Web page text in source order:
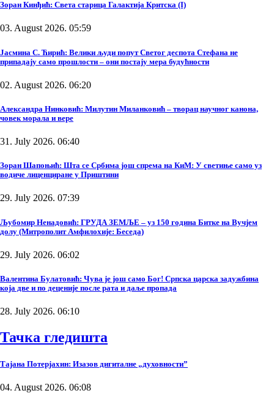
Зоран Кинђић: Света старица Галактија Критска (I)
03. August 2026. 05:59
Јасмина С. Ћирић: Велики људи попут Светог деспота Стефана не
припадају само прошлости – они постају мера будућности
02. August 2026. 06:20
Александра Нинковић: Милутин Миланковић – творац научног канона,
човек морала и вере
31. July 2026. 06:40
Зоран Шапоњић: Шта се Србима још спрема на КиМ: У светиње само уз
водиче лиценциране у Приштини
29. July 2026. 07:39
Љубомир Ненадовић: ГРУДА ЗЕМЉЕ – уз 150 година Битке на Вучјем
долу (Митрополит Амфилохије: Беседа)
29. July 2026. 06:02
Валентина Булатовић: Чува је још само Бог! Српска царска задужбина
која две и по деценије после рата и даље пропада
28. July 2026. 06:10
Тачка гледишта
Тајана Потерјахин: Изазов дигиталне „духовности”
04. August 2026. 06:08